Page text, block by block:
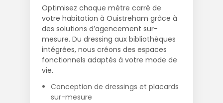
Optimisez chaque mètre carré de
votre habitation à Ouistreham grâce à
des solutions d’agencement sur-
mesure. Du dressing aux bibliothèques
intégrées, nous créons des espaces
fonctionnels adaptés à votre mode de
vie.
Conception de dressings et placards
sur-mesure